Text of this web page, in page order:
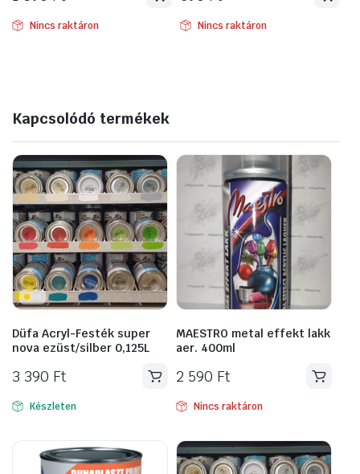
Nincs raktáron Nincs raktáron
Kapcsolódó termékek
Düfa Acryl-Festék super
nova ezüst/silber 0,125L
3 390 Ft
Készleten
MAESTRO metal effekt lakk
aer. 400ml
2 590 Ft
Nincs raktáron